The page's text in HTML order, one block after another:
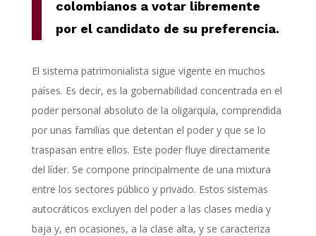
colombianos a votar libremente
por el candidato de su preferencia.
El sistema patrimonialista sigue vigente en muchos
países. Es decir, es la gobernabilidad concentrada en el
poder personal absoluto de la oligarquía, comprendida
por unas familias que detentan el poder y que se lo
traspasan entre ellos. Este poder fluye directamente
del líder. Se compone principalmente de una mixtura
entre los sectores público y privado. Estos sistemas
autocráticos excluyen del poder a las clases media y
baja y, en ocasiones, a la clase alta, y se caracteriza